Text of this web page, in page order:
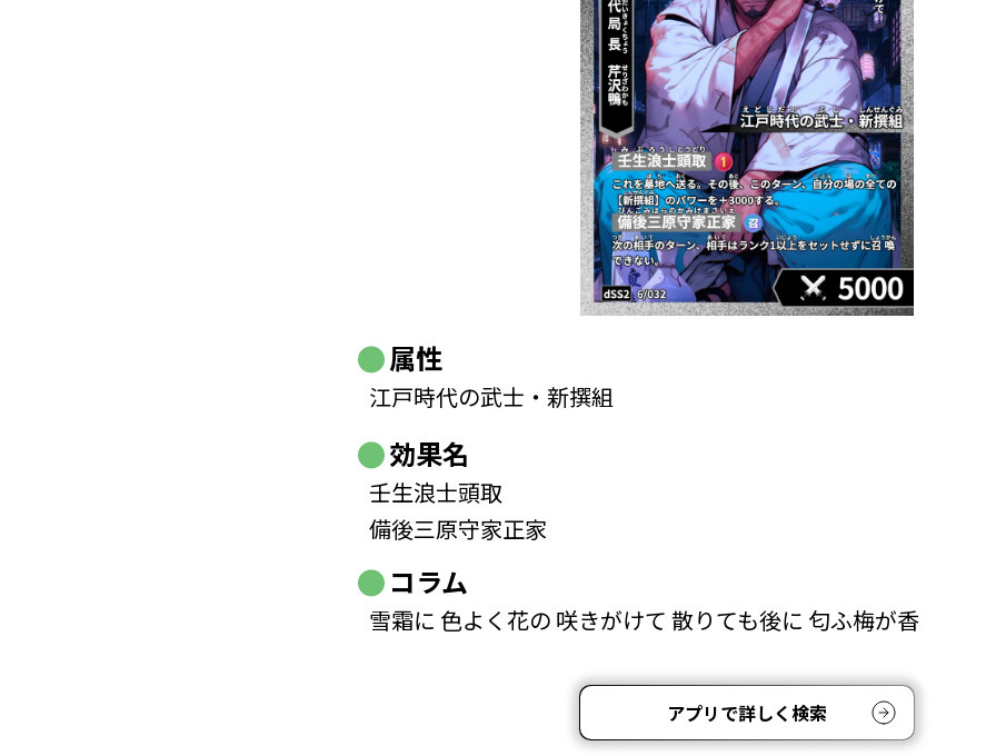
属性
江戸時代の武士・新撰組
効果名
壬生浪士頭取
備後三原守家正家
コラム
雪霜に 色よく花の 咲きがけて 散りても後に 匂ふ梅が香
アプリで詳しく検索